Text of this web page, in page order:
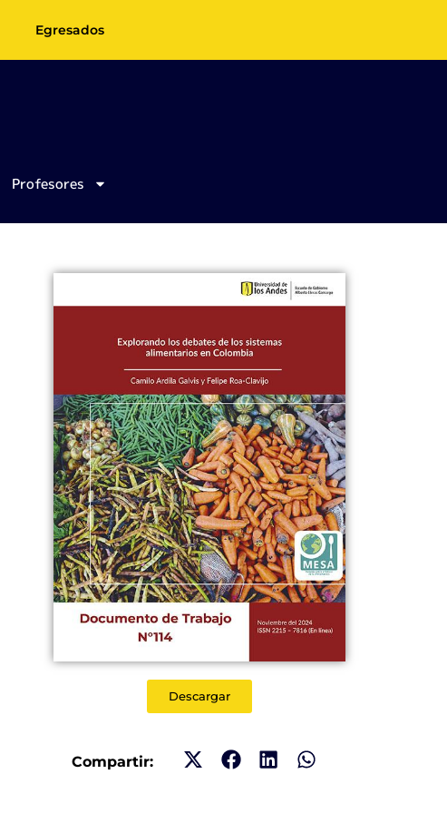
Egresados
Profesores
Descargar
Compartir: